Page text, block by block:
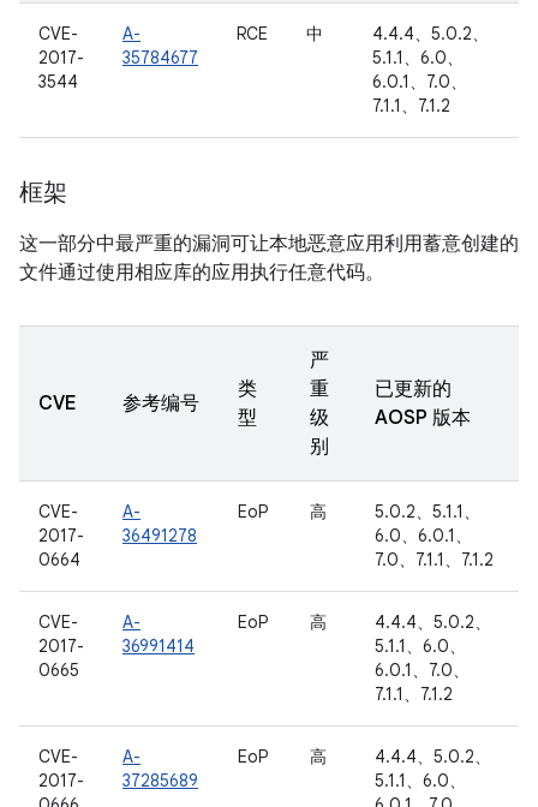
CVE-
2017-
3544
A-
35784677
RCE 中
4.4.4、5.0.2、
5.1.1、6.0、
6.0.1、7.0、
7.1.1、7.1.2
框架
这一部分中最严重的漏洞可让本地恶意应用利用蓄意创建的
文件通过使用相应库的应用执行任意代码。
CVE 参考编号
类
型
严
重
级
别
已更新的
AOSP 版本
CVE-
2017-
0664
A-
36491278
EoP 高
5.0.2、5.1.1、
6.0、6.0.1、
7.0、7.1.1、7.1.2
CVE-
2017-
0665
A-
36991414
EoP 高
4.4.4、5.0.2、
5.1.1、6.0、
6.0.1、7.0、
7.1.1、7.1.2
CVE-
2017-
A-
37285689
EoP 高
4.4.4、5.0.2、
5.1.1、6.0、